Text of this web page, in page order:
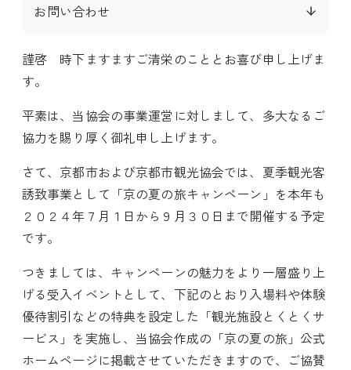
お問い合わせ
謹啓 時下ますますご清栄のこととお喜び申し上げま
す。
平素は、当協会の事業運営に対しまして、多大なるご
協力を賜り厚く御礼申し上げます。
さて、京都市および京都市観光協会では、夏季観光客
誘致事業として「京の夏の旅キャンペーン」を本年も
２０２４年７月１日から９月３０日まで開催する予定
です。
つきましては、キャンペーンの魅力をより一層盛り上
げる受入イベントとして、下記のとおり入場料や体験
優待割引などの特典を設定した「観光施設とくとくサ
ービス」を実施し、当協会作成の「京の夏の旅」公式
ホームページに掲載させていただきますので、ご協賛